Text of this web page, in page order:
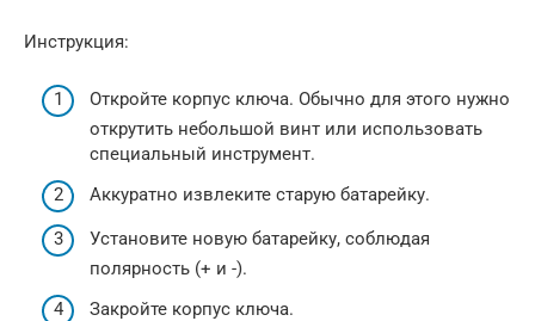
Инструкция:
Откройте корпус ключа. Обычно для этого нужно
открутить небольшой винт или использовать
специальный инструмент.
Аккуратно извлеките старую батарейку.
Установите новую батарейку, соблюдая
полярность (+ и -).
Закройте корпус ключа.